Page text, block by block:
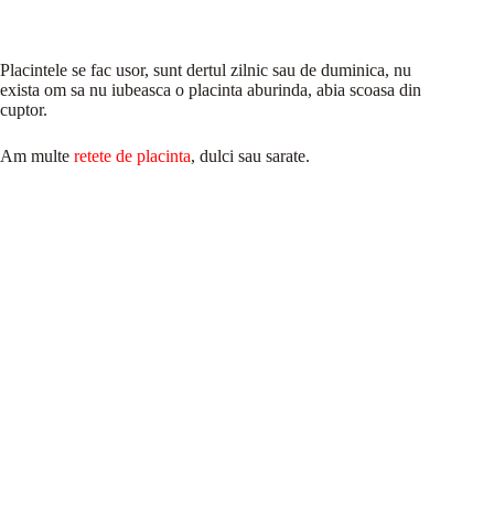
Placintele se fac usor, sunt dertul zilnic sau de duminica, nu
exista om sa nu iubeasca o placinta aburinda, abia scoasa din
cuptor.
Am multe retete de placinta, dulci sau sarate.